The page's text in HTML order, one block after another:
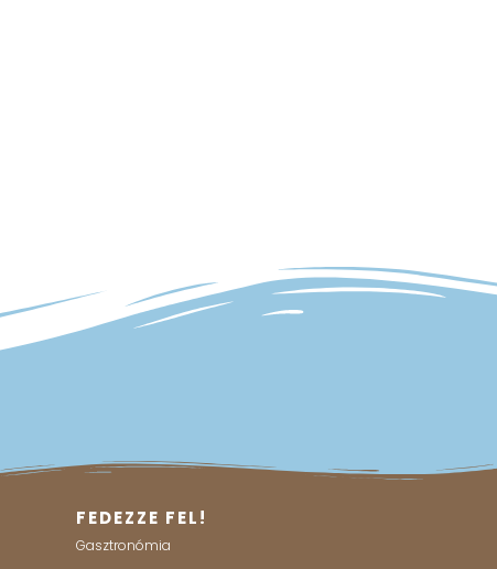
FEDEZZE FEL!
Gasztronómia